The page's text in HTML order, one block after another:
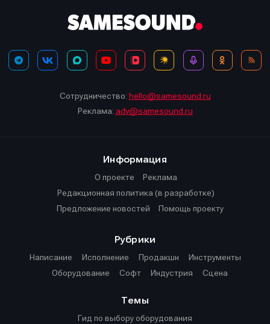
Сотрудничество: hello@samesound.ru
Реклама: adv@samesound.ru
Информация
О проекте
Реклама
Редакционная политика (в разработке)
Предложение новостей
Помощь проекту
Рубрики
Написание
Исполнение Продакшн
Инструменты
Оборудование
Софт Индустрия Сцена
Темы
Гид по выбору оборудования